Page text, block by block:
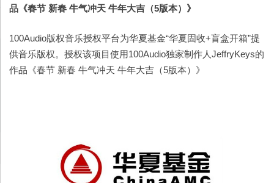
品《春节 新春 牛气冲天 牛年大吉（5版本）》
100Audio版权音乐授权平台为华夏基金“华夏固收+盲盒开箱”提
供音乐版权。授权该项目使用100Audio独家制作人JeffryKeys的
作品《春节 新春 牛气冲天 牛年大吉（5版本）》